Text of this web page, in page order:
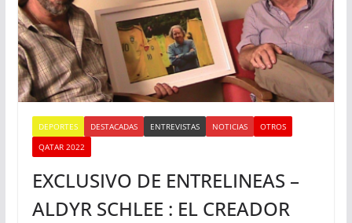
DEPORTES DESTACADAS ENTREVISTAS NOTICIAS
OTROS
QATAR 2022
EXCLUSIVO DE ENTRELINEAS –
ALDYR SCHLEE : EL CREADOR